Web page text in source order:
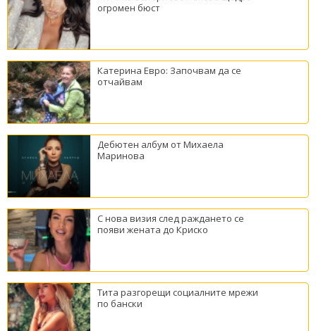
огромен бюст
Катерина Евро: Започвам да се
отчайвам
Дебютен албум от Михаела
Маринова
С нова визия след раждането се
появи жената до Криско
Тита разгорещи социалните мрежи
по бански